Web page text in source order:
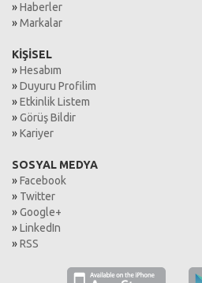
»Haberler
»Markalar
KİŞİSEL
»Hesabım
»Duyuru Profilim
»Etkinlik Listem
»Görüş Bildir
»Kariyer
SOSYAL MEDYA
»Facebook
» Twitter
»Google+
»LinkedIn
»RSS